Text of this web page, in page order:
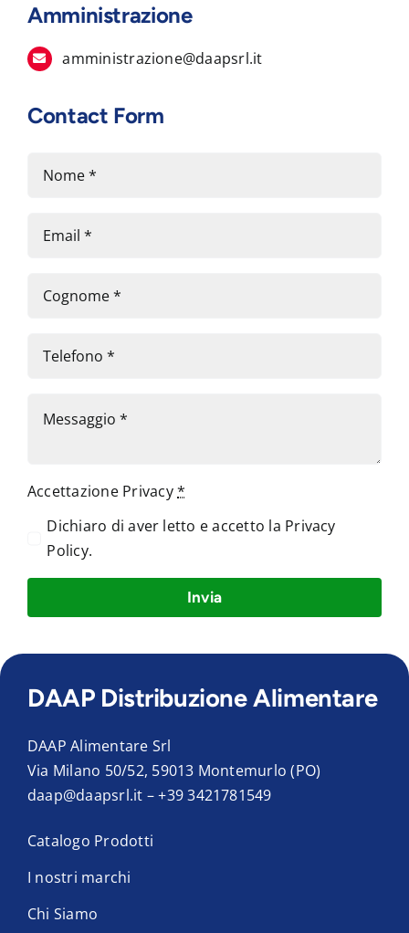
Amministrazione
amministrazione@daapsrl.it
Contact Form
Accettazione Privacy*
Dichiaro di aver letto e accetto la Privacy
Policy.
Invia
DAAP Distribuzione Alimentare
DAAP Alimentare Srl
Via Milano 50/52, 59013 Montemurlo (PO)
daap@daapsrl.it –+39 3421781549
Catalogo Prodotti
I nostri marchi
Chi Siamo